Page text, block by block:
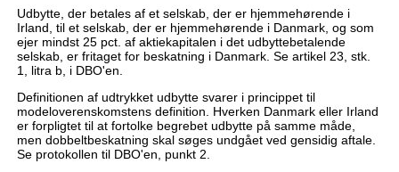
Udbytte, der betales af et selskab, der er hjemmehørende i
Irland, til et selskab, der er hjemmehørende i Danmark, og som
ejer mindst 25 pct. af aktiekapitalen i det udbyttebetalende
selskab, er fritaget for beskatning i Danmark. Se artikel 23, stk.
1, litra b, i DBO'en.
Definitionen af udtrykket udbytte svarer i princippet til
modeloverenskomstens definition. Hverken Danmark eller Irland
er forpligtet til at fortolke begrebet udbytte på samme måde,
men dobbeltbeskatning skal søges undgået ved gensidig aftale.
Se protokollen til DBO'en, punkt 2.